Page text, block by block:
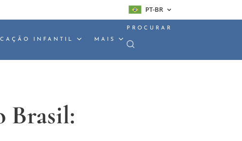
PT-BR
INFANTIL MAIS
PROCURAR
Brasil: